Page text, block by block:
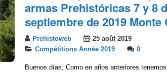
armas Prehistóricas 7 y 8
septiembre de 2019 Monte
Prehistoweb
25 août 2019
Compétitions Année 2019
0
Buenos días, Como en años anteriores